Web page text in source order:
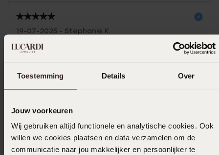
Toestemming Details Over
Jouw voorkeuren
Wij gebruiken altijd functionele en analytische cookies. Ook
willen we cookies plaatsen en data verzamelen om de
communicatie naar jou makkelijker en persoonlijker te
19-07-2025 - Stephanie K.
Das ist ein Geschenk, das gut ankommt.
Sets. Schön und sorgfältig verpackt.
Übersetzt | Original ansehen